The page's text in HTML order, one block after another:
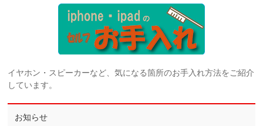
イヤホン・スピーカーなど、気になる箇所のお手入れ方法をご紹介
しています。
お知らせ